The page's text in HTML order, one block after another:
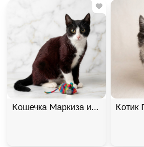
Кошечка Маркиза ищет дом. В
Котик